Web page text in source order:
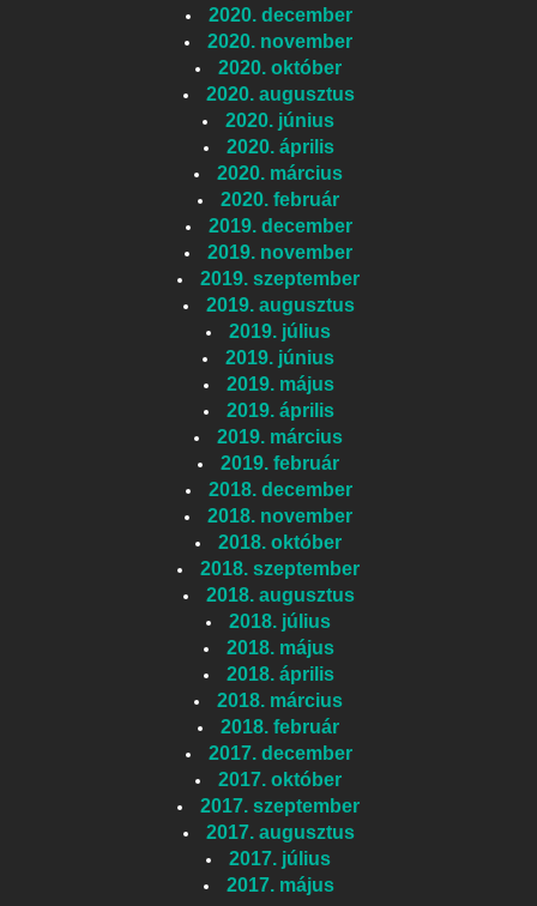
2020. december
2020. november
2020. október
2020. augusztus
2020. június
2020. április
2020. március
2020. február
2019. december
2019. november
2019. szeptember
2019. augusztus
2019. július
2019. június
2019. május
2019. április
2019. március
2019. február
2018. december
2018. november
2018. október
2018. szeptember
2018. augusztus
2018. július
2018. május
2018. április
2018. március
2018. február
2017. december
2017. október
2017. szeptember
2017. augusztus
2017. július
2017. május